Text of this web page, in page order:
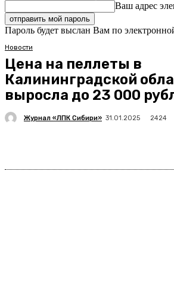
Ваш адрес
Пароль будет выслан Вам по
Новости
Цена на пеллеты в
Калининградской
выросла до 23 000
Журнал «ЛПК Сибири» 31.01.2025 2424